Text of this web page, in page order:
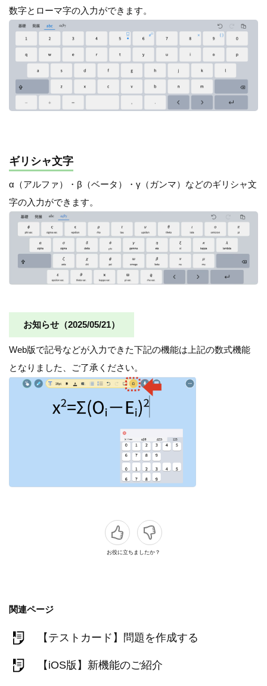
数字とローマ字の入力ができます。
ギリシャ文字
α（アルファ）・β（ベータ）・γ（ガンマ）などのギリシャ文
字の入力ができます。
お知らせ（2025/05/21）
Web版で記号などが入力できた下記の機能は上記の数式機能
となりました、ご了承ください。
お役に立ちましたか？
関連ページ
【テストカード】問題を作成する
【iOS版】新機能のご紹介